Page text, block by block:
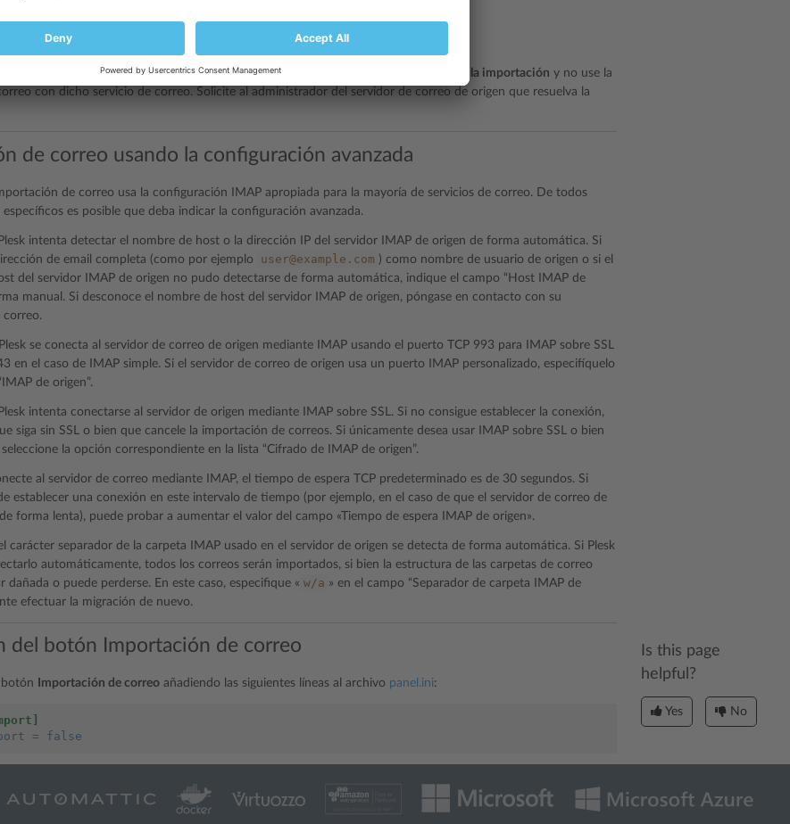
ejemplo, si sus correos contienen información confidencial), haga clic en Cancelar la importación y no use la
con dicho servicio de correo. Solicite al administrador del servidor de correo de origen que resuelva la
de correo usando la configuración avanzada
de correo usa la configuración IMAP apropiada para la mayoría de servicios de correo. De todos
específicos es posible que deba indicar la configuración avanzada.
intenta detectar el nombre de host o la dirección IP del servidor IMAP de origen de forma automática. Si
de email completa (como por ejemplo
user@example.com ) como nombre de usuario de origen o si el
del servidor IMAP de origen no pudo detectarse de forma automática, indique el campo “Host IMAP de
manual. Si desconoce el nombre de host del servidor IMAP de origen, póngase en contacto con su
correo.
se conecta al servidor de correo de origen mediante IMAP usando el puerto TCP 993 para IMAP sobre SSL
en el caso de IMAP simple. Si el servidor de correo de origen usa un puerto IMAP personalizado, especifíquelo
de origen”.
intenta conectarse al servidor de origen mediante IMAP sobre SSL. Si no consigue establecer la conexión,
siga sin SSL o bien que cancele la importación de correos. Si únicamente desea usar IMAP sobre SSL o bien
seleccione la opción correspondiente en la lista “Cifrado de IMAP de origen”.
al servidor de correo mediante IMAP, el tiempo de espera TCP predeterminado es de 30 segundos. Si
establecer una conexión en este intervalo de tiempo (por ejemplo, en el caso de que el servidor de correo de
forma lenta), puede probar a aumentar el valor del campo «Tiempo de espera IMAP de origen».
carácter separador de la carpeta IMAP usado en el servidor de origen se detecta de forma automática. Si Plesk
automáticamente, todos los correos serán importados, si bien la estructura de las carpetas de correo
dañada o puede perderse. En este caso, especifique « w/a » en el campo “Separador de carpeta IMAP de
efectuar la migración de nuevo.
del botón Importación de correo
botón Importación de correo añadiendo las siguientes líneas al archivo panel.ini:
= false
Is this page
helpful?
Yes No